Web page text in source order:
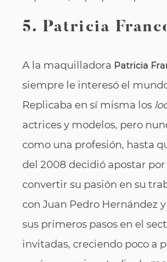
5. Patricia
A la maquilladora Patricia
siempre le interesó el
Replicaba en sí misma los
actrices y modelos, pero
como una profesión, hasta
del 2008 decidió apostar
convertir su pasión en su
con Juan Pedro Hernández
sus primeros pasos en el
invitadas, creciendo poco a